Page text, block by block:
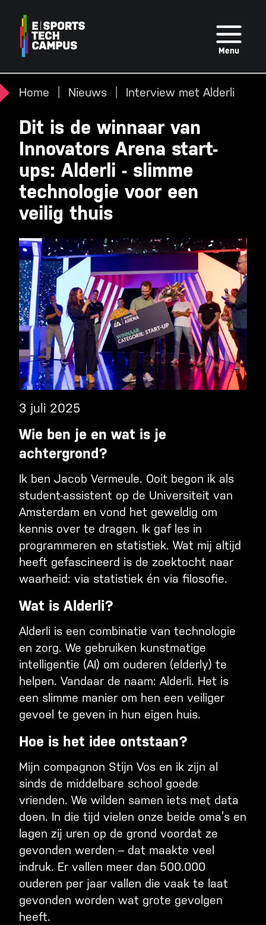
naar
inhoud
gaan
Menu
Home Nieuws Interview met Alderli
Dit is de winnaar van
Innovators Arena start-
ups: Alderli - slimme
technologie voor een
veilig thuis
3 juli 2025
Wie ben je en wat is je
achtergrond?
Ik ben Jacob Vermeule. Ooit begon ik als
student-assistent op de Universiteit van
Amsterdam en vond het geweldig om
kennis over te dragen. Ik gaf les in
programmeren en statistiek. Wat mij altijd
heeft gefascineerd is de zoektocht naar
waarheid: via statistiek én via filosofie.
Wat is Alderli?
Alderli is een combinatie van technologie
en zorg. We gebruiken kunstmatige
intelligentie (AI) om ouderen (elderly) te
helpen. Vandaar de naam: Alderli. Het is
een slimme manier om hen een veiliger
gevoel te geven in hun eigen huis.
Hoe is het idee ontstaan?
Mijn compagnon Stijn Vos en ik zijn al
sinds de middelbare school goede
vrienden. We wilden samen iets met data
doen. In die tijd vielen onze beide oma’s en
lagen zij uren op de grond voordat ze
gevonden werden – dat maakte veel
indruk. Er vallen meer dan 500.000
ouderen per jaar vallen die vaak te laat
gevonden worden wat grote gevolgen
heeft.